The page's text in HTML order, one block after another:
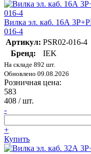
Вилка эл. каб. 16А
016-4
Артикул: PSR02-016-4
Бренд:
IEK
На складе 892 шт.
Обновлено 09.08.2026
Розничная цена:
583
408 / шт.
-
+
Купить